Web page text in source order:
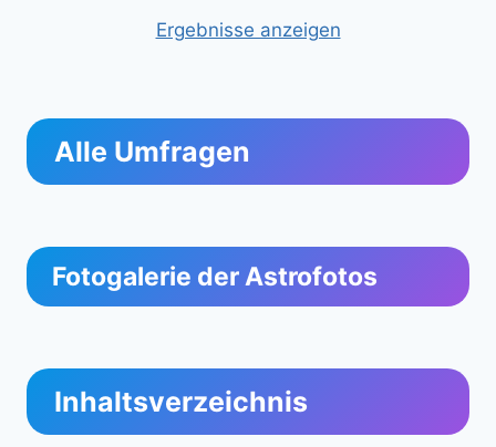
Ergebnisse anzeigen
Alle Umfragen
Fotogalerie der Astrofotos
Inhaltsverzeichnis